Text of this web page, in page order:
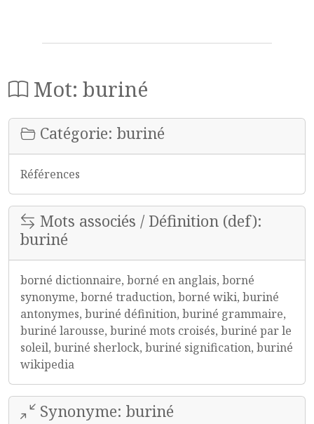
Mot: buriné
Catégorie: buriné
Références
Mots associés / Définition (def):
buriné
borné dictionnaire, borné en anglais, borné
synonyme, borné traduction, borné wiki, buriné
antonymes, buriné définition, buriné grammaire,
buriné larousse, buriné mots croisés, buriné par le
soleil, buriné sherlock, buriné signification, buriné
wikipedia
Synonyme: buriné